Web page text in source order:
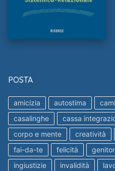
POSTA
amicizia autostima
casalinghe
cassa
corpo e mente
creatività
fai-da-te
felicità
ingiustizie
invalidità